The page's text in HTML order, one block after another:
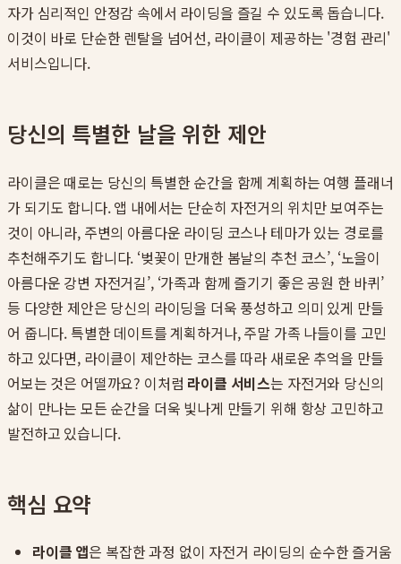
자가 심리적인 안정감 속에서 라이딩을 즐길 수 있도록 돕습니다.
이것이 바로 단순한 렌탈을 넘어선, 라이클이 제공하는 '경험 관리'
서비스입니다.
당신의 특별한 날을 위한 제안
라이클은 때로는 당신의 특별한 순간을 함께 계획하는 여행 플래너
가 되기도 합니다. 앱 내에서는 단순히 자전거의 위치만 보여주는
것이 아니라, 주변의 아름다운 라이딩 코스나 테마가 있는 경로를
추천해주기도 합니다. ‘벚꽃이 만개한 봄날의 추천 코스’, ‘노을이
아름다운 강변 자전거길’, ‘가족과 함께 즐기기 좋은 공원 한 바퀴’
등 다양한 제안은 당신의 라이딩을 더욱 풍성하고 의미 있게 만들
어 줍니다. 특별한 데이트를 계획하거나, 주말 가족 나들이를 고민
하고 있다면, 라이클이 제안하는 코스를 따라 새로운 추억을 만들
어보는 것은 어떨까요? 이처럼 라이클 서비스는 자전거와 당신의
삶이 만나는 모든 순간을 더욱 빛나게 만들기 위해 항상 고민하고
발전하고 있습니다.
핵심 요약
라이클 앱은 복잡한 과정 없이 자전거 라이딩의 순수한 즐거움